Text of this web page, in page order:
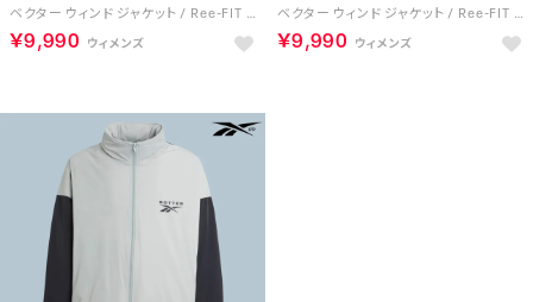
ベクター ウィンド ジャケット / Ree-FIT VECTOR WIND JACKET （インクブラック）
￥9,990
ベクター ウィンド ジャケット / Ree-FIT VECTOR WIND JACKET （ダスティピンク）
￥9,990